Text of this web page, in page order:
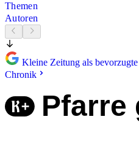
Themen
Autoren
Kleine Zeitung als
Chronik
Pfarre